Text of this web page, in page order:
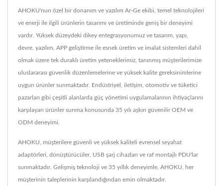
AHOKU'nun özel bir donanım ve yazılım Ar-Ge ekibi, temel teknolojileri
ve enerji ile ilgili ürünlerin tasarımı ve üretiminde geniş bir deneyimi
vardır. Yüksek düzeydeki dikey entegrasyonumuz ve tasarım, yapı,
devre, yazılım, APP geliştirme ile esnek üretim ve imalat sistemleri dahil
olmak üzere tek duraklı üretim yeteneklerimiz, tanınmış müşterilerimize
uluslararası güvenlik düzenlemelerine ve yüksek kalite gereksinimlerine
uygun ürünler sunmaktadır. Endüstriyel, iletişim, otomotiv ve tüketici
pazarları gibi çeşitli alanlarda güç yönetimi uygulamalarının ihtiyaçlarını
karşılayan ürünler sunma konusunda 35 yılı aşkın güvenilir OEM ve
ODM deneyimi.
AHOKU, müşterilere güvenli ve yüksek kaliteli evrensel seyahat
adaptörleri, dönüştürücüler, USB şarj cihazları ve raf montajlı PDU'lar
sunmaktadır. Gelişmiş teknoloji ve 35 yıllık deneyimle, AHOKU, her
müşterinin taleplerinin karşılandığından emin olmaktadır.